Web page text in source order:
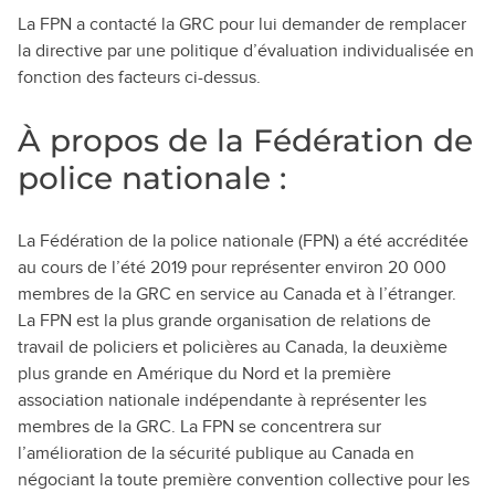
La FPN a contacté la GRC pour lui demander de remplacer
la directive par une politique d’évaluation individualisée en
fonction des facteurs ci-dessus.
À propos de la Fédération de
police nationale :
La Fédération de la police nationale (FPN) a été accréditée
au cours de l’été 2019 pour représenter environ 20 000
membres de la GRC en service au Canada et à l’étranger.
La FPN est la plus grande organisation de relations de
travail de policiers et policières au Canada, la deuxième
plus grande en Amérique du Nord et la première
association nationale indépendante à représenter les
membres de la GRC. La FPN se concentrera sur
l’amélioration de la sécurité publique au Canada en
négociant la toute première convention collective pour les